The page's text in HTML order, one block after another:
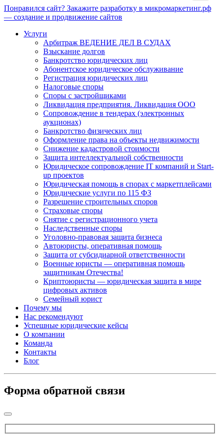
Понравился сайт? Закажите разработку в микромаркетинг.рф
— создание и продвижение сайтов
Услуги
Арбитраж ВЕДЕНИЕ ДЕЛ В СУДАХ
Взыскание долгов
Банкротство юридических лиц
Абонентское юридическое обслуживание
Регистрация юридических лиц
Налоговые споры
Споры с застройщиками
Ликвидация предприятия. Ликвидация ООО
Сопровождение в тендерах (электронных
аукционах)
Банкротство физических лиц
Оформление права на объекты недвижимости
Снижение кадастровой стоимости
Защита интеллектуальной собственности
Юридическое сопровождение IT компаний и Start-
up проектов
Юридическая помощь в спорах с маркетплейсами
Юридические услуги по 115 ФЗ
Разрешение строительных споров
Страховые споры
Снятие с регистрационного учета
Наследственные споры
Уголовно-правовая защита бизнеса
Автоюристы, оперативная помощь
Защита от субсидиарной ответственности
Военные юристы — оперативная помощь
защитникам Отечества!
Криптоюристы — юридическая защита в мире
цифровых активов
Семейный юрист
Почему мы
Нас рекомендуют
Успешные юридические кейсы
О компании
Команда
Контакты
Блог
Форма обратной связи